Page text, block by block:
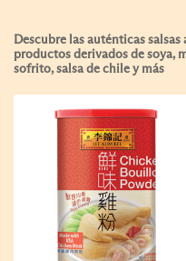
Descubre las auténticas
productos derivados de soya,
sofrito, salsa de chile y más